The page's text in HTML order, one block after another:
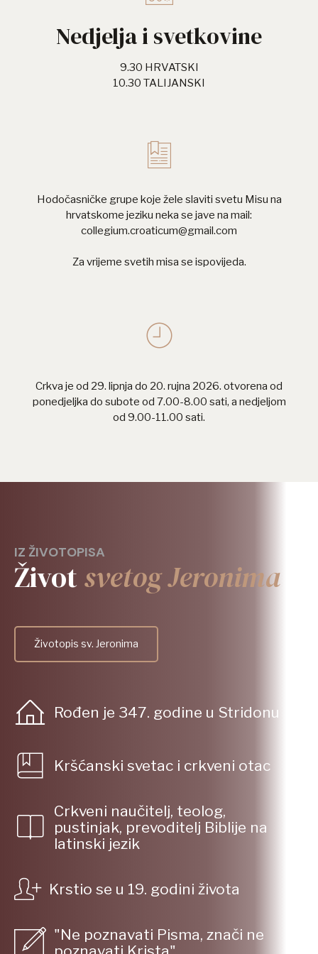
Nedjelja i svetkovine
9.30 HRVATSKI
10.30 TALIJANSKI
Hodočasničke grupe koje žele slaviti svetu Misu na
hrvatskome jeziku neka se jave na mail:
collegium.croaticum@gmail.com
Za vrijeme svetih misa se ispovijeda.
Crkva je od 29. lipnja do 20. rujna 2026. otvorena od
ponedjeljka do subote od 7.00-8.00 sati, a nedjeljom
od 9.00-11.00 sati.
IZ ŽIVOTOPISA
Životsvetog Jeronima
Životopis sv. Jeronima
Rođen je 347. godine u Stridonu
Kršćanski svetac i crkveni otac
Crkveni naučitelj, teolog,
pustinjak, prevoditelj Biblije na
latinski jezik
Krstio se u 19. godini života
"Ne poznavati Pisma, znači ne